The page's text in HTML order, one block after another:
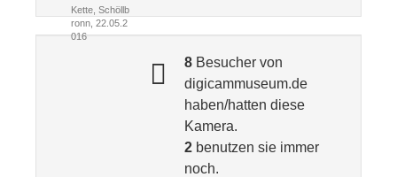
Kette, Schöllb
ronn, 22.05.2
016
8 Besucher von
digicammuseum.de
haben/hatten diese
Kamera.
2 benutzen sie immer
noch.